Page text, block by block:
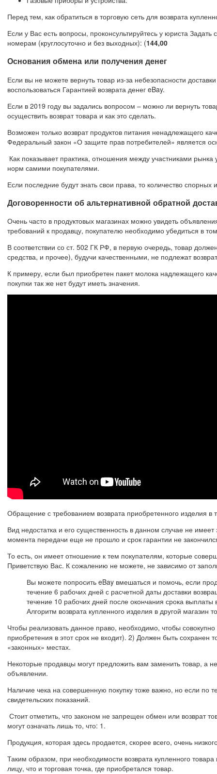
Перед тем, как обратиться в торговую сеть для возврата
Если у Вас есть вопросы, проконсультируйтесь у юриста
номерам (круглосуточно и без выходных): (144,00
Основания обмена или получения денег
Если вы не можете вернуть товар из-за небезопасности
воспользоваться Гарантией возврата денег eBay.
Если в 2019 году вы задались вопросом – можно ли вернуть
осуществить возврат товара и как это сделать.
Возможен только возврат продуктов питания ненадлежащего
Федеральный закон «О защите прав потребителей» является
Как показывает практика, отношения между участниками
норм самими покупателями.
Если последние будут знать свои права, то количество
Договоренности об альтернативной обратной
Очень часто в продуктовых магазинах можно увидеть
требований к продавцу, покупателю необходимо убедиться в
В соответствии со ст. 502 ГК РФ, в первую очередь, товар
средства, и прочее), будучи качественными, не подлежат
К примеру, если был приобретен пакет молока надлежащего
покупки так же нет будут иметь значения.
Обращение с требованием возврата приобретенного изделия
Вид недостатка и его существенность в данном случае не
момента передачи еще не прошло и срок гарантии не
То есть, он имеет отношение к тем покупателям, которые
Приветствую Вас. К сожалению не можете, не зависимо от
Вы можете попросить eBay вмешаться и помочь, если
течение 6 рабочих дней с расчетной даты доставки
течение 10 рабочих дней после окончания срока
Алгоритм возврата купленного изделия в другой магазин
Чтобы реализовать данное право, необходимо, чтобы
приобретения в этот срок не входит). 2) Должен быть
«законных» местах.
Некоторые продавцы могут предложить вам заменить товар, а
объявлении.
Наличие чека на совершенную покупку тоже важно, но если
свидетельских показаний.
Стоит отметить, что законом не запрещен обмен или возврат
могут означать лишь то, что: 1.
Продукция, которая здесь продается, скорее всего, очень
Таким образом, при необходимости возврата купленного
лицу, что и торговая точка, где приобретался товар.